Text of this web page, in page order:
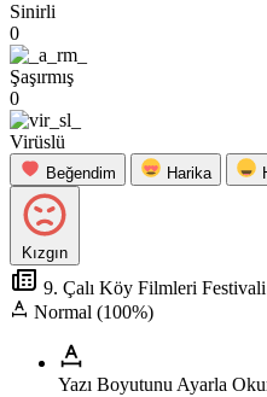
Sinirli
0
Şaşırmış
0
Virüslü
Beğendim Harika
Kızgın
9. Çalı Köy Filmleri Festivali
Normal (100%)
Yazı Boyutunu Ayarla